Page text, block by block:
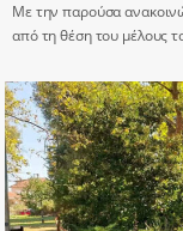
Με την παρούσα
από τη θέση του μέλους